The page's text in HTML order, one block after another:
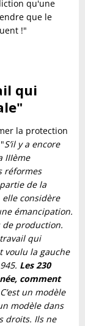
qu'une
que le
!"
qui
la protection
S’il y a encore
IIIème
réformes
de la
considère
émancipation.
de production.
qui
voulu la gauche
Les 230
comment
un modèle
modèle dans
droits. Ils ne